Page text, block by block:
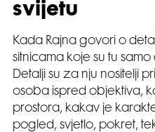
svijetu
Kada Rajna govori o
sitnicama koje su tu
Detalji su za nju nositelji
osoba ispred objektiva,
prostora, kakav je
pogled, svjetlo, pokret,